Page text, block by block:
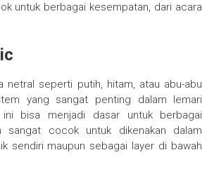
untuk berbagai kesempatan, dari acara
netral seperti putih, hitam, atau abu-abu
yang sangat penting dalam lemari
ini bisa menjadi dasar untuk berbagai
sangat cocok untuk dikenakan dalam
sendiri maupun sebagai layer di bawah